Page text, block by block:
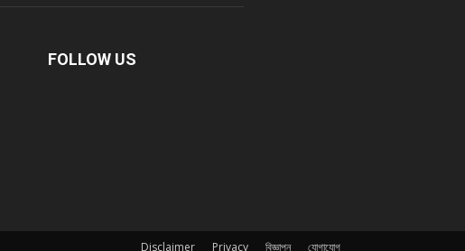
FOLLOW US
Disclaimer Privacy বিজ্ঞাপন যোগাযোগ